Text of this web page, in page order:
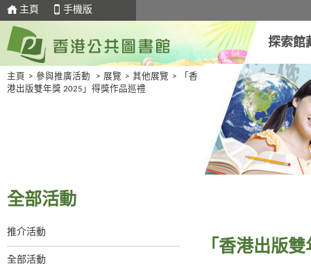
主頁 手機版
探索館
主頁 > 參與推廣活動 > 展覽 > 其他展覽 >
「香
港出版雙年獎 2025」得獎作品巡禮
全部活動
推介活動
全部活動
「香港出版